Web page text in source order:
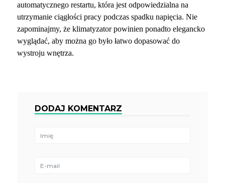
automatycznego restartu, która jest odpowiedzialna na
utrzymanie ciągłości pracy podczas spadku napięcia. Nie
zapominajmy, że klimatyzator powinien ponadto elegancko
wyglądać, aby można go było łatwo dopasować do
wystroju wnętrza.
DODAJ KOMENTARZ